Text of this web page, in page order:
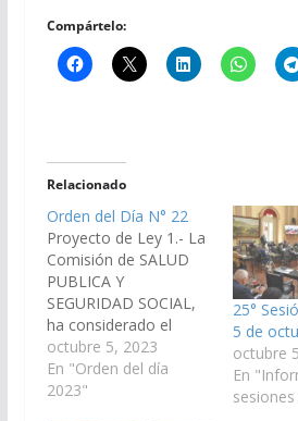
Compártelo:
Relacionado
Orden del Día N° 22
Proyecto de Ley 1.- La
Comisión de SALUD
PUBLICA Y
SEGURIDAD SOCIAL,
ha considerado el
Proyecto de Ley en
Revisión, que tiene
como objeto regular la
octubre 5, 2023
En "Orden del día
2023"
25°
5 de
octubre
En